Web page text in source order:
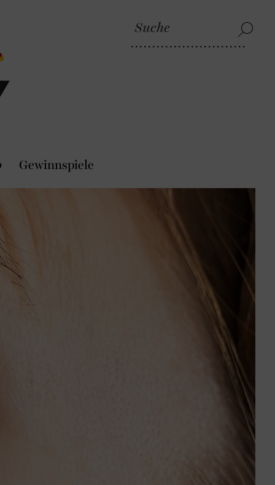
Gewinnspiele